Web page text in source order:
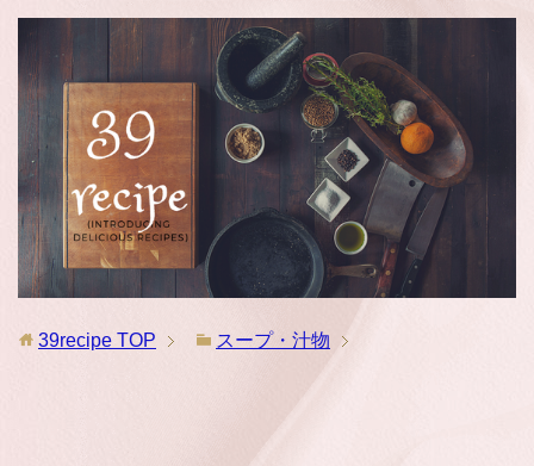
39recipe TOP スープ・汁物